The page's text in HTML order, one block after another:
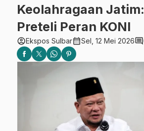
Keolahragaan
Preteli Peran KONI
account_circleEkspos Sulbarcalendar_monthSel, 12 Mei 2026comment